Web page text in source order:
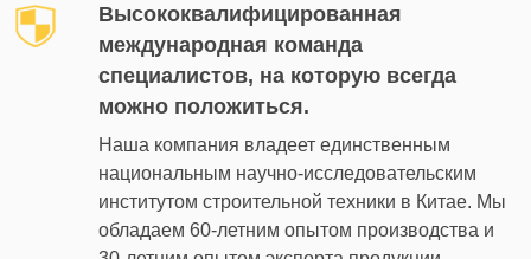
Высококвалифицированная
международная команда
специалистов, на которую всегда
можно положиться.
Наша компания владеет единственным
национальным научно-исследовательским
институтом строительной техники в Китае. Мы
обладаем 60-летним опытом производства и